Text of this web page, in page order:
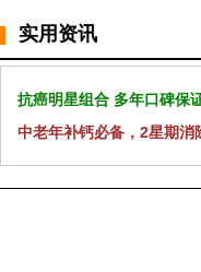
实用资讯
抗癌明星组合 多年口碑保
中老年补钙必备，2星期